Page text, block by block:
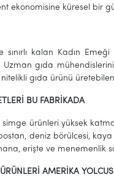
ekonomisine küresel bir
kalan Kadın Emeği
gıda
gıda ürünü
BU FABRİKADA
ürünleri yüksek
deniz börülcesi,
erişte ve menemenlik
AMERİKA